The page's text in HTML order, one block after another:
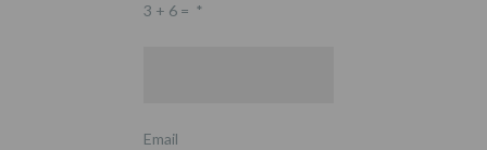
3 + 6 = *
Email